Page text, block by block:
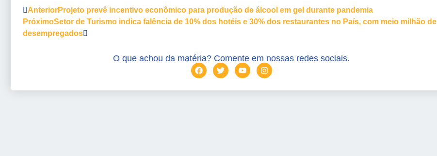
AnteriorProjeto prevê incentivo econômico para produção de álcool em gel durante pandemia
PróximoSetor de Turismo indica falência de 10% dos hotéis e 30% dos restaurantes no País, com meio milhão de
desempregados
O que achou da matéria? Comente em nossas redes sociais.